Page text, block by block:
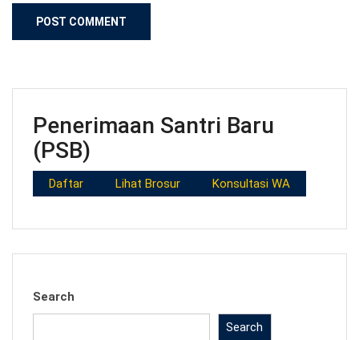
Penerimaan Santri Baru
(PSB)
Daftar Lihat Brosur Konsultasi WA
Search
Search